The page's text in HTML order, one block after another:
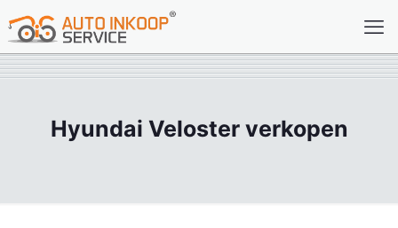
Hyundai Veloster verkopen